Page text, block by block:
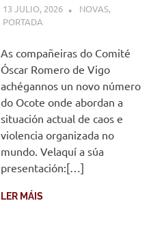
13 JULIO, 2026 COMUNIDADE
NOVAS,
PORTADA
As compañeiras do Comité
Óscar Romero de Vigo
achégannos un novo número
do Ocote onde abordan a
situación actual de caos e
violencia organizada no
mundo. Velaquí a súa
presentación:[…]
LER MÁIS